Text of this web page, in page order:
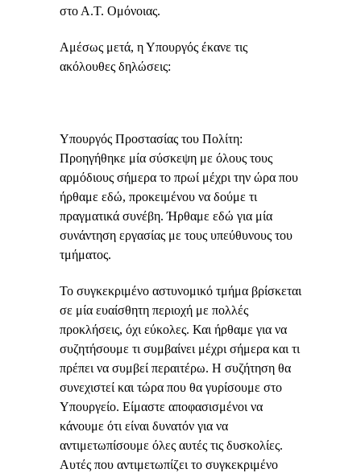
στο Α.Τ. Ομόνοιας.
Αμέσως μετά, η Υπουργός έκανε τις
ακόλουθες δηλώσεις:
Υπουργός Προστασίας του Πολίτη:
Προηγήθηκε μία σύσκεψη με όλους τους
αρμόδιους σήμερα το πρωί μέχρι την ώρα που
ήρθαμε εδώ, προκειμένου να δούμε τι
πραγματικά συνέβη. Ήρθαμε εδώ για μία
συνάντηση εργασίας με τους υπεύθυνους του
τμήματος.
Το συγκεκριμένο αστυνομικό τμήμα βρίσκεται
σε μία ευαίσθητη περιοχή με πολλές
προκλήσεις, όχι εύκολες. Και ήρθαμε για να
συζητήσουμε τι συμβαίνει μέχρι σήμερα και τι
πρέπει να συμβεί περαιτέρω. Η συζήτηση θα
συνεχιστεί και τώρα που θα γυρίσουμε στο
Υπουργείο. Είμαστε αποφασισμένοι να
κάνουμε ότι είναι δυνατόν για να
αντιμετωπίσουμε όλες αυτές τις δυσκολίες.
Αυτές που αντιμετωπίζει το συγκεκριμένο